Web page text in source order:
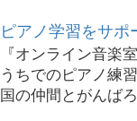
ピアノ学習をサポ
『オンライン音楽
うちでのピアノ練
国の仲間とがんば